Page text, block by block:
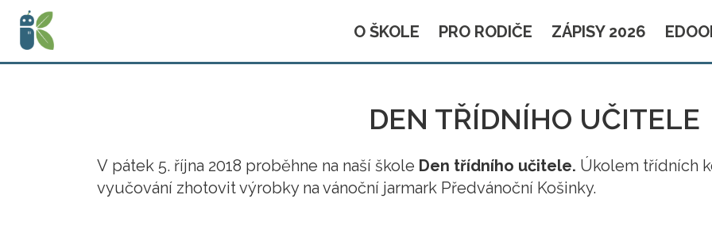
O ŠKOLE PRO RODIČE ZÁPISY 2026
DEN TŘÍDNÍHO UČITELE
V pátek 5. října 2018 proběhne na naší škole Den třídního učitele. Úkolem třídních
vyučování zhotovit výrobky na vánoční jarmark Předvánoční Košinky.